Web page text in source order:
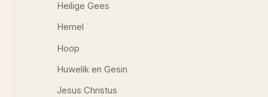
Heilige Gees
Hemel
Hoop
Huwelik en Gesin
Jesus Christus